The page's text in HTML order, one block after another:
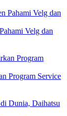
Velg dan
Program Service